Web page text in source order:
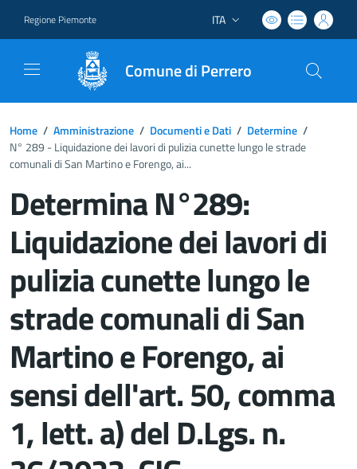
Regione Piemonte Lingua attiva:
ITA
Comune di Perrero
Home / Amministrazione / Documenti e Dati / Determine /
N° 289 - Liquidazione dei lavori di pulizia cunette lungo le strade
comunali di San Martino e Forengo, ai...
Determina N°289:
Liquidazione dei lavori di
pulizia cunette lungo le
strade comunali di San
Martino e Forengo, ai
sensi dell'art. 50, comma
1, lett. a) del D.Lgs. n.